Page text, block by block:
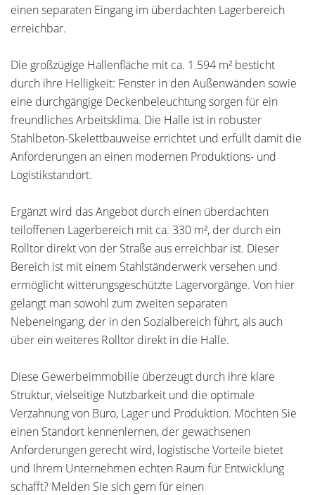
einen separaten Eingang im überdachten Lagerbereich
erreichbar.
Die großzügige Hallenfläche mit ca. 1.594 m² besticht
durch ihre Helligkeit: Fenster in den Außenwänden sowie
eine durchgängige Deckenbeleuchtung sorgen für ein
freundliches Arbeitsklima. Die Halle ist in robuster
Stahlbeton-Skelettbauweise errichtet und erfüllt damit die
Anforderungen an einen modernen Produktions- und
Logistikstandort.
Ergänzt wird das Angebot durch einen überdachten
teiloffenen Lagerbereich mit ca. 330 m², der durch ein
Rolltor direkt von der Straße aus erreichbar ist. Dieser
Bereich ist mit einem Stahlständerwerk versehen und
ermöglicht witterungsgeschützte Lagervorgänge. Von hier
gelangt man sowohl zum zweiten separaten
Nebeneingang, der in den Sozialbereich führt, als auch
über ein weiteres Rolltor direkt in die Halle.
Diese Gewerbeimmobilie überzeugt durch ihre klare
Struktur, vielseitige Nutzbarkeit und die optimale
Verzahnung von Büro, Lager und Produktion. Möchten Sie
einen Standort kennenlernen, der gewachsenen
Anforderungen gerecht wird, logistische Vorteile bietet
und Ihrem Unternehmen echten Raum für Entwicklung
schafft? Melden Sie sich gern für einen